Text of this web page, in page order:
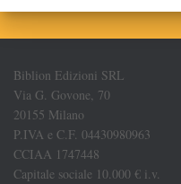
Biblion Edizioni SRL
Via G. Govone, 70
20155 Milano
P.IVA e C.F. 04430980963
CCIAA 1747448
Capitale sociale 10.000 € i.v.